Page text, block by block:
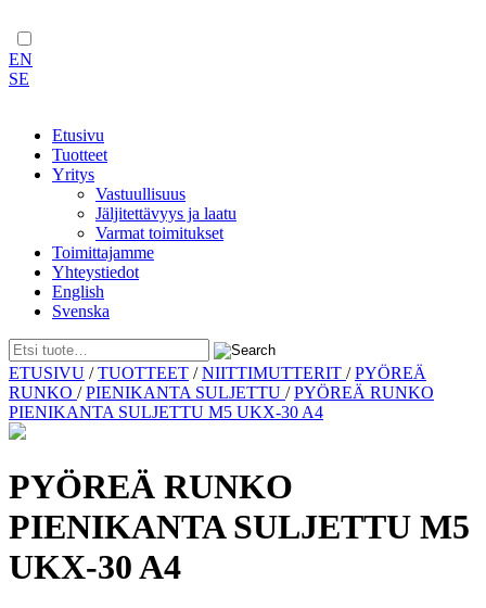
EN
SE
Etusivu
Tuotteet
Yritys
Vastuullisuus
Jäljitettävyys ja laatu
Varmat toimitukset
Toimittajamme
Yhteystiedot
English
Svenska
Skip
to
content
ETUSIVU /TUOTTEET /NIITTIMUTTERIT /PYÖREÄ
RUNKO /PIENIKANTA SULJETTU /PYÖREÄ RUNKO
PIENIKANTA SULJETTU M5 UKX-30 A4
PYÖREÄ RUNKO
PIENIKANTA SULJETTU M5
UKX-30 A4